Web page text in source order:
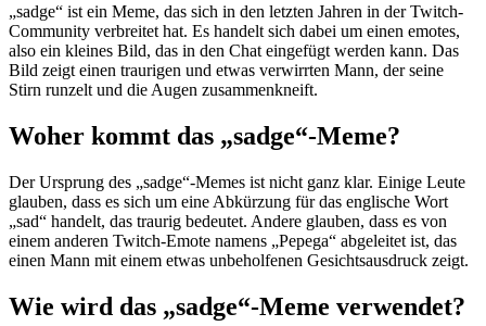
„sadge“ ist ein Meme, das sich in den letzten Jahren in der Twitch-
Community verbreitet hat. Es handelt sich dabei um einen emotes,
also ein kleines Bild, das in den Chat eingefügt werden kann. Das
Bild zeigt einen traurigen und etwas verwirrten Mann, der seine
Stirn runzelt und die Augen zusammenkneift.
Woher kommt das „sadge“-Meme?
Der Ursprung des „sadge“-Memes ist nicht ganz klar. Einige Leute
glauben, dass es sich um eine Abkürzung für das englische Wort
„sad“ handelt, das traurig bedeutet. Andere glauben, dass es von
einem anderen Twitch-Emote namens „Pepega“ abgeleitet ist, das
einen Mann mit einem etwas unbeholfenen Gesichtsausdruck zeigt.
Wie wird das „sadge“-Meme verwendet?